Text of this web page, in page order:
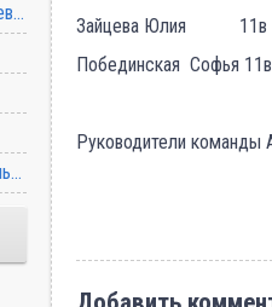
Вакантные места для приема (перевода) обучающихся
Организация питания в образовательной организации
Зайцева
Побединская
Руководители команды